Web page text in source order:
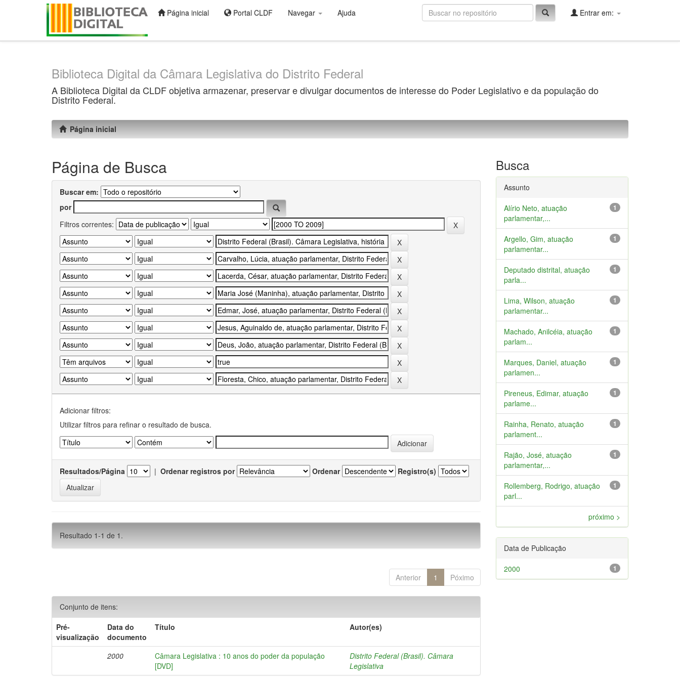
Página inicial Portal CLDF Navegar Ajuda Entrar em:
Biblioteca Digital da Câmara Legislativa do Distrito Federal
A Biblioteca Digital da CLDF objetiva armazenar, preservar e divulgar documentos de interesse do Poder Legislativo e da população do
Distrito Federal.
Página inicial
Página de Busca
Buscar em:
por
Filtros correntes:
Adicionar filtros:
Utilizar filtros para refinar o resultado de busca.
Resultados/Página | Ordenar registros por Ordenar Registro(s)
Resultado 1-1 de 1.
Anterior 1 Póximo
Conjunto de itens:
Pré-
visualização
Data do
documento
Título Autor(es)
2000
Câmara Legislativa : 10 anos do poder da população
[DVD]
Distrito Federal (Brasil). Câmara
Legislativa
Busca
Assunto
1
Alírio Neto, atuação
parlamentar,...
1
Argello, Gim, atuação
parlamentar...
1
Deputado distrital, atuação
parla...
1
Lima, Wilson, atuação
parlamentar...
1
Machado, Anilcéia, atuação
parlam...
1
Marques, Daniel, atuação
parlamen...
1
Pireneus, Edimar, atuação
parlame...
1
Rainha, Renato, atuação
parlament...
1
Rajão, José, atuação
parlamentar,...
1
Rollemberg, Rodrigo, atuação
parl...
próximo >
Data de Publicação
1
2000